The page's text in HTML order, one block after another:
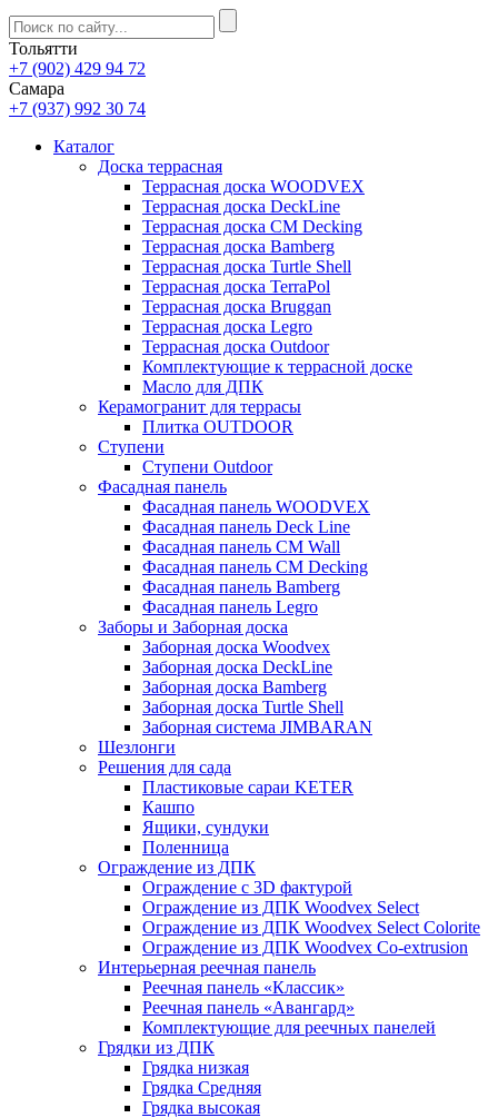
Тольятти
+7 (902) 429 94 72
Самара
+7 (937) 992 30 74
Каталог
Доска террасная
Террасная доска WOODVEX
Террасная доска DeckLine
Террасная доска CM Decking
Террасная доска Bamberg
Террасная доска Turtle Shell
Террасная доска TerraPol
Террасная доска Bruggan
Террасная доска Legro
Террасная доска Outdoor
Комплектующие к террасной доске
Масло для ДПК
Керамогранит для террасы
Плитка OUTDOOR
Ступени
Ступени Outdoor
Фасадная панель
Фасадная панель WOODVEX
Фасадная панель Deck Line
Фасадная панель CM Wall
Фасадная панель CM Decking
Фасадная панель Bamberg
Фасадная панель Legro
Заборы и Заборная доска
Заборная доска Woodvex
Заборная доска DeckLine
Заборная доска Bamberg
Заборная доска Turtle Shell
Заборная система JIMBARAN
Шезлонги
Решения для сада
Пластиковые сараи KETER
Кашпо
Ящики, сундуки
Поленница
Ограждение из ДПК
Ограждение с 3D фактурой
Ограждение из ДПК Woodvex Select
Ограждение из ДПК Woodvex Select Colorite
Ограждение из ДПК Woodvex Co-extrusion
Интерьерная реечная панель
Реечная панель «Классик»
Реечная панель «Авангард»
Комплектующие для реечных панелей
Грядки из ДПК
Грядка низкая
Грядка Средняя
Грядка высокая